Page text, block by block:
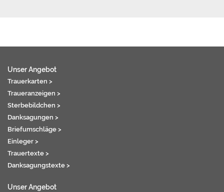
Unser Angebot
Trauerkarten >
Traueranzeigen >
Sterbebildchen >
Danksagungen >
Briefumschläge >
Einleger >
Trauertexte >
Danksagungstexte >
Unser Angebot